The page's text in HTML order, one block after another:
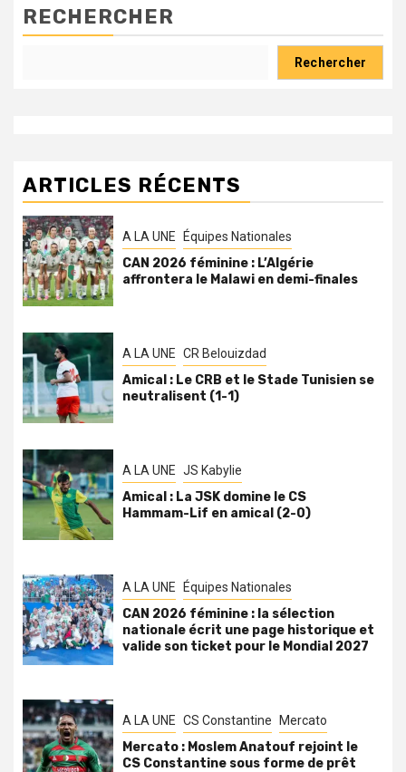
RECHERCHER
Rechercher
ARTICLES RÉCENTS
A LA UNE Équipes Nationales
CAN 2026 féminine : L’Algérie
affrontera le Malawi en demi-finales
A LA UNE CR Belouizdad
Amical : Le CRB et le Stade Tunisien se
neutralisent (1-1)
A LA UNE JS Kabylie
Amical : La JSK domine le CS
Hammam-Lif en amical (2-0)
A LA UNE Équipes Nationales
CAN 2026 féminine : la sélection
nationale écrit une page historique et
valide son ticket pour le Mondial 2027
A LA UNE CS Constantine Mercato
Mercato : Moslem Anatouf rejoint le
CS Constantine sous forme de prêt